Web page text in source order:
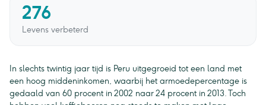
276
Levens verbeterd
In slechts twintig jaar tijd is Peru uitgegroeid tot een land met
een hoog middeninkomen, waarbij het armoedepercentage is
gedaald van 60 procent in 2002 naar 24 procent in 2013. Toch